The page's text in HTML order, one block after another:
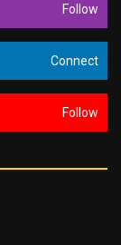
Follow
Connect
Follow